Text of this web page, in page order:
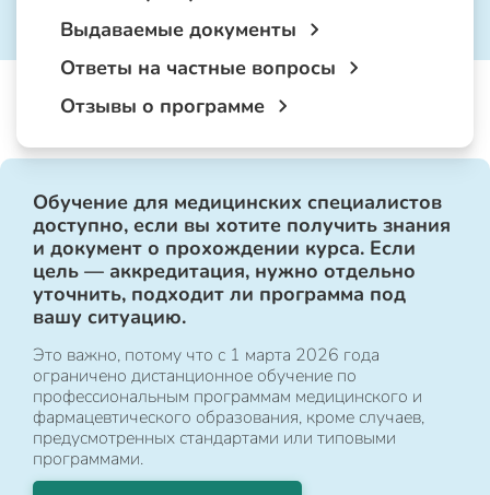
Выдаваемые документы
Ответы на частные вопросы
Отзывы о программе
Обучение для медицинских специалистов
доступно, если вы хотите получить знания
и документ о прохождении курса. Если
цель — аккредитация, нужно отдельно
уточнить, подходит ли программа под
вашу ситуацию.
Это важно, потому что с 1 марта 2026 года
ограничено дистанционное обучение по
профессиональным программам медицинского и
фармацевтического образования, кроме случаев,
предусмотренных стандартами или типовыми
программами.